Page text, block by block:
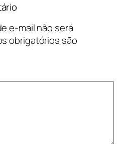
e-mail não será
obrigatórios são